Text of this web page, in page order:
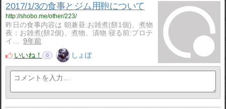
2017/1/3の食事とジム用鞄について
http://shobo.me/other/223/
昨日の食事内容は 朝兼昼:お雑煮(餅1個)、煮物
夜：お雑煮(餅2個)、煮物、漬物 寝る前:プロテ
イ…
9年前
いいね！
0 しょぼ